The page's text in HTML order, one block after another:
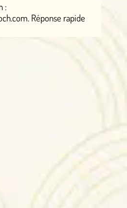
:
Réponse rapide